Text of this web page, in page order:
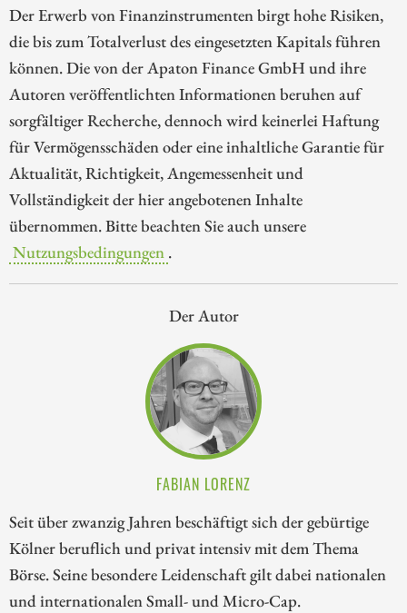
Der Erwerb von Finanzinstrumenten birgt hohe Risiken,
die bis zum Totalverlust des eingesetzten Kapitals führen
können. Die von der Apaton Finance GmbH und ihre
Autoren veröffentlichten Informationen beruhen auf
sorgfältiger Recherche, dennoch wird keinerlei Haftung
für Vermögensschäden oder eine inhaltliche Garantie für
Aktualität, Richtigkeit, Angemessenheit und
Vollständigkeit der hier angebotenen Inhalte
übernommen. Bitte beachten Sie auch unsere
Nutzungsbedingungen .
Der Autor
FABIAN LORENZ
Seit über zwanzig Jahren beschäftigt sich der gebürtige
Kölner beruflich und privat intensiv mit dem Thema
Börse. Seine besondere Leidenschaft gilt dabei nationalen
und internationalen Small- und Micro-Cap.